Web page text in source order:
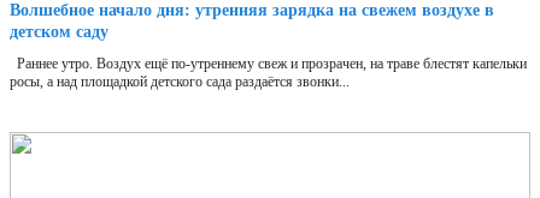
Волшебное начало дня: утренняя зарядка на свежем воздухе в
детском саду
Раннее утро. Воздух ещё по-утреннему свеж и прозрачен, на траве блестят капельки
росы, а над площадкой детского сада раздаётся звонки...